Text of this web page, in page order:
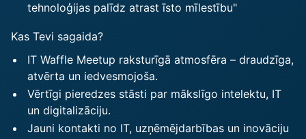
tehnoloģijas palīdz atrast īsto mīlestību"
Kas Tevi sagaida?
IT Waffle Meetup raksturīgā atmosfēra – draudzīga,
atvērta un iedvesmojoša.
Vērtīgi pieredzes stāsti par mākslīgo intelektu, IT
un digitalizāciju.
Jauni kontakti no IT, uzņēmējdarbības un inovāciju